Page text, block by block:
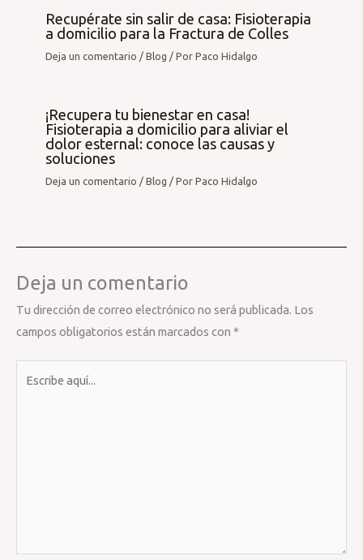
Recupérate sin salir de casa: Fisioterapia
a domicilio para la Fractura de Colles
Deja un comentario /Blog / PorPaco Hidalgo
¡Recupera tu bienestar en casa!
Fisioterapia a domicilio para aliviar el
dolor esternal: conoce las causas y
soluciones
Deja un comentario /Blog / PorPaco Hidalgo
Deja un comentario
Tu dirección de correo electrónico no será publicada. Los
campos obligatorios están marcados con *